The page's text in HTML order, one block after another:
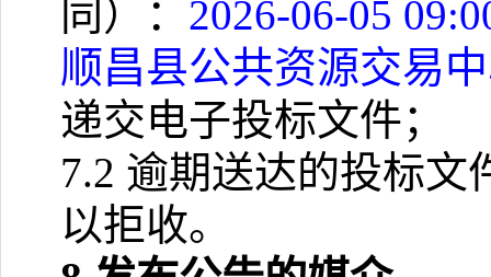
同）： 2026-06-05
顺昌县公共资源交易
递交电子投标文件；
7.2 逾期送达的投标文
以拒收。